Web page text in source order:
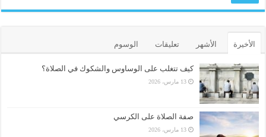
الأخيرة الأشهر تعليقات الوسوم
كيف تتغلب على الوساوس والشكوك في الصلاة؟
13 مارس، 2026
صفة الصلاة على الكرسي
13 مارس، 2026